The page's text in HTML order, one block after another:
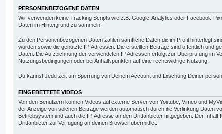
PERSONENBEZOGENE DATEN
Wir verwenden keine Tracking Scripts wie z.B. Google-Analytics oder Facebook-
Daten im Hintergrund zu sammeln.
Zu den Personenbezogenen Daten zählen sämtliche Daten die im Profil hinterlegt
wurden sowie die genutzte IP-Adressen. Die erstellten Beiträge sind öffentlich und
Daten. Die Aufzeichnung der verwendeten IP Adressen erfolgt zur Überprüfung im
Nutzungsbedingungen oder bei Anhaltspunkten auf eine rechtswidrige Nutzung.
Du kannst Jederzeit um Sperrung von Deinem Account und Löschung Deiner
EINGEBETTETE VIDEOS
Von den Benutzern können Videos auf externe Server von Youtube, Vimeo und
der Anzeige von solchen Beiträge werden automatisch durch die Verlinkung Daten
Betriebsystem und auch die IP-Adresse an den Drittanbieter mitgegeben. Der Inhalt
Drittanbieter zur Verfügung an deinen Browser übermittlet.